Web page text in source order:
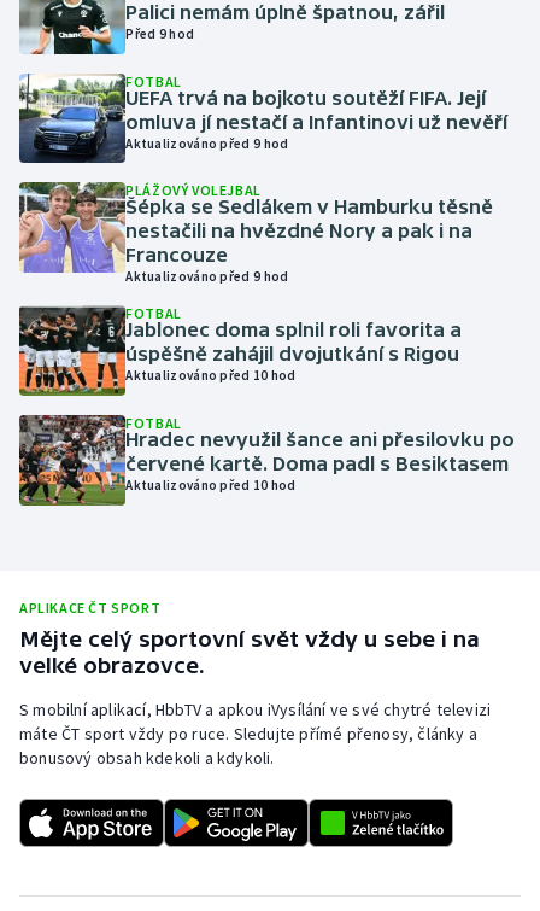
Judo
Krasobruslení
Lezení
Lyže a snowboard
Moderní pětiboj
Motorsport
Olympijské hry
Parasport
Plavání
Rychlostní kanoistika
Short track
Palici nemám úplně špatnou, zářil
Před 9 hod
FOTBAL
UEFA trvá na bojkotu soutěží FIFA. Její
omluva jí nestačí a Infantinovi už nevěří
Aktualizováno před 9 hod
PLÁŽOVÝ VOLEJBAL
Šépka se Sedlákem v Hamburku těsně
nestačili na hvězdné Nory a pak i na
Francouze
Aktualizováno před 9 hod
FOTBAL
Jablonec doma splnil roli favorita a
úspěšně zahájil dvojutkání s Rigou
Aktualizováno před 10 hod
FOTBAL
Hradec nevyužil šance ani přesilovku po
červené kartě. Doma padl s Besiktasem
Aktualizováno před 10 hod
APLIKACE ČT SPORT
Mějte celý sportovní svět vždy u sebe i na
velké obrazovce.
S mobilní aplikací, HbbTV a apkou iVysílání ve své chytré televizi
máte ČT sport vždy po ruce. Sledujte přímé přenosy, články a
bonusový obsah kdekoli a kdykoli.